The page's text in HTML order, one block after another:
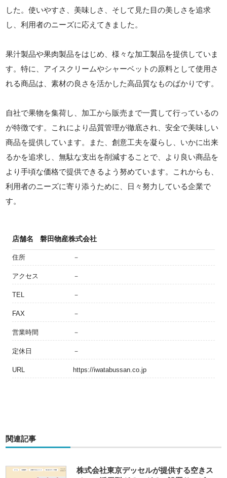
した。使いやすさ、美味しさ、そして見た目の美しさを追求
し、利用者のニーズに応えてきました。
果汁製品や果肉製品をはじめ、様々な加工製品を提供していま
す。特に、アイスクリームやシャーベットの原料として使用さ
れる商品は、素材の良さを活かした高品質なものばかりです。
自社で果物を集荷し、加工から販売まで一貫して行っているの
が特徴です。これにより品質管理が徹底され、安全で美味しい
商品を提供しています。また、創意工夫を凝らし、いかに出来
るかを追求し、無駄な支出を削減することで、より良い商品を
より手頃な価格で提供できるよう努めています。これからも、
利用者のニーズに寄り添うために、日々努力している企業で
す。
店舗名 磐田物産株式会社
住所 －
アクセス －
TEL －
FAX －
営業時間 －
定休日 －
URL https://iwatabussan.co.jp
関連記事
株式会社東京デッセルが提供する空きス